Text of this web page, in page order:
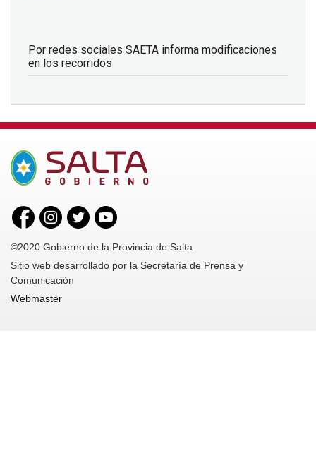
Por redes sociales SAETA informa modificaciones
en los recorridos
©2020 Gobierno de la Provincia de Salta
Sitio web desarrollado por la Secretaría de Prensa y
Comunicación
Webmaster